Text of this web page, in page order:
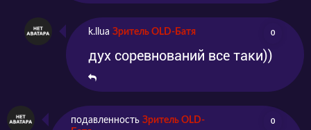
k.llua Зритель OLD-Батя 0
дух соревнований все таки))
подавленность Зритель OLD-
0